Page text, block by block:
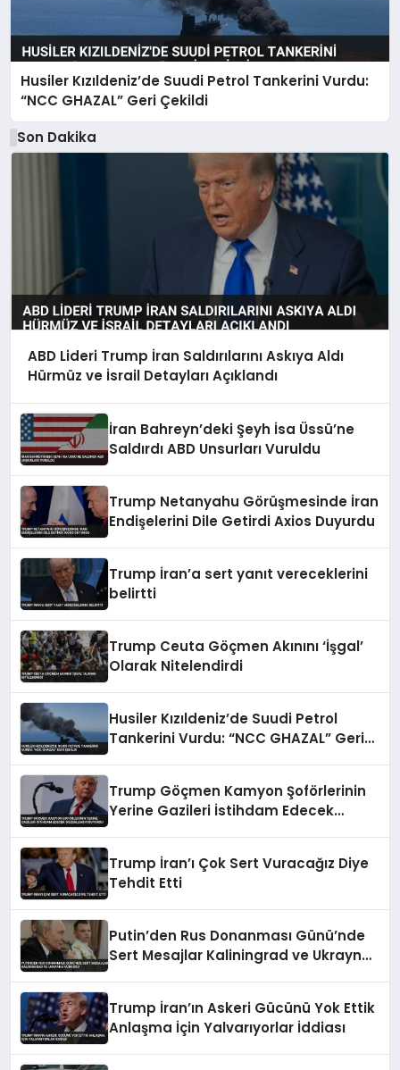
Husiler Kızıldeniz’de Suudi Petrol Tankerini Vurdu:
“NCC GHAZAL” Geri Çekildi
Son Dakika
ABD Lideri Trump İran Saldırılarını Askıya Aldı
Hürmüz ve İsrail Detayları Açıklandı
İran Bahreyn’deki Şeyh İsa Üssü’ne
Saldırdı ABD Unsurları Vuruldu
Trump Netanyahu Görüşmesinde İran
Endişelerini Dile Getirdi Axios Duyurdu
Trump İran’a sert yanıt vereceklerini
belirtti
Trump Ceuta Göçmen Akınını ‘İşgal’
Olarak Nitelendirdi
Husiler Kızıldeniz’de Suudi Petrol
Tankerini Vurdu: “NCC GHAZAL” Geri
Trump Göçmen Kamyon Şoförlerinin
Yerine Gazileri İstihdam Edecek
Trump İran’ı Çok Sert Vuracağız Diye
Tehdit Etti
Putin’den Rus Donanması Günü’nde
Sert Mesajlar Kaliningrad ve Ukrayna
Trump İran’ın Askeri Gücünü Yok Ettik
Anlaşma İçin Yalvarıyorlar İddiası